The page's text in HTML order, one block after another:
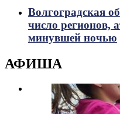
Волгоградская
число
минувшей ночью
АФИША